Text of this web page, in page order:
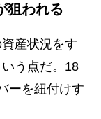
狙われる
産状況をす
う点だ。18
ーを紐付けす